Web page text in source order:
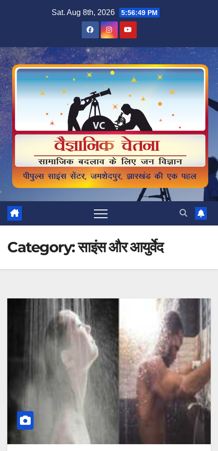
Sat. Aug 8th, 2026 5:56:50 PM
Category:साइंस और आयुर्वेद